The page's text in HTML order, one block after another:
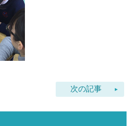
次の記事